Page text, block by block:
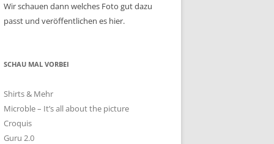
Wir schauen dann welches Foto gut dazu
passt und veröffentlichen es hier.
SCHAU MAL VORBEI
Shirts & Mehr
Microble – It’s all about the picture
Croquis
Guru 2.0